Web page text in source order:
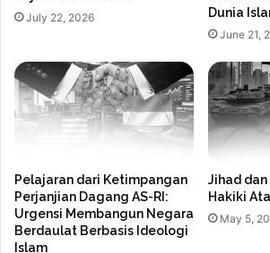
July 22, 2026
Dunia
June 21,
Pelajaran dari Ketimpangan
Perjanjian Dagang AS-RI:
Urgensi Membangun Negara
Berdaulat Berbasis Ideologi
Islam
Jihad
Hakiki
May 5,